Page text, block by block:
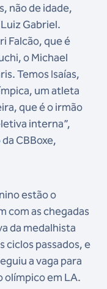
não de idade,
Gabriel.
Falcão, que é
o Michael
Temos Isaías,
um atleta
que é o irmão
interna”,
CBBoxe,
estão o
com as chegadas
da medalhista
ciclos passados, e
a vaga para
olímpico em LA.